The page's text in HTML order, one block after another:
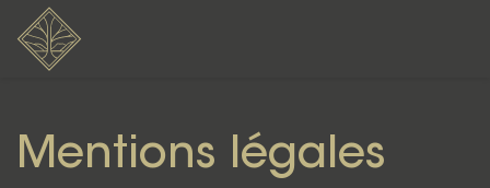
Mentions légales